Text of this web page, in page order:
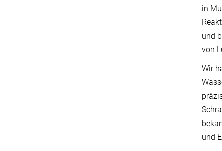
in
und
von
Wir
und